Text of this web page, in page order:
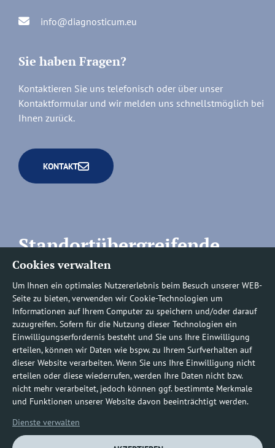
Cookies verwalten
Um Ihnen ein optimales Nutzererlebnis beim Besuch unserer WEB-
Seite zu bieten, verwenden wir Cookie-Technologien um
Informationen auf Ihrem Computer zu speichern und/oder darauf
zuzugreifen. Sofern für die Nutzung dieser Technologien ein
Einwilligungserfordernis besteht und Sie uns Ihre Einwilligung
erteilen, können wir Daten wie bspw. zu Ihrem Surfverhalten auf
dieser Website verarbeiten. Wenn Sie uns Ihre Einwilligung nicht
erteilen oder diese wiederrufen, werden Ihre Daten nicht bzw.
nicht mehr verarbeitet, jedoch können ggf. bestimmte Merkmale
und Funktionen unserer Website davon beeinträchtigt werden.
Dienste verwalten
info@diagnosticum.eu
Sie haben Fragen?
Kontaktieren Sie uns telefonisch oder über unser
Kontaktformular und wir melden uns schnellstmöglich bei
Ihnen zurück.
KONTAKT
Standortübergreifende
Rufnummern
Befundauskünfte/
Nachforderungen
0800 1219100-10